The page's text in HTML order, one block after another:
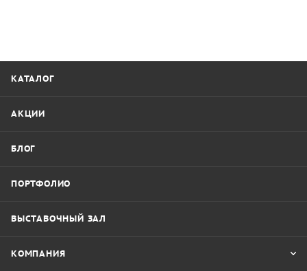
КАТАЛОГ
АКЦИИ
БЛОГ
ПОРТФОЛИО
ВЫСТАВОЧНЫЙ ЗАЛ
КОМПАНИЯ